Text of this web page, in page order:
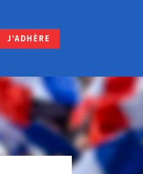
J'ADHÈRE